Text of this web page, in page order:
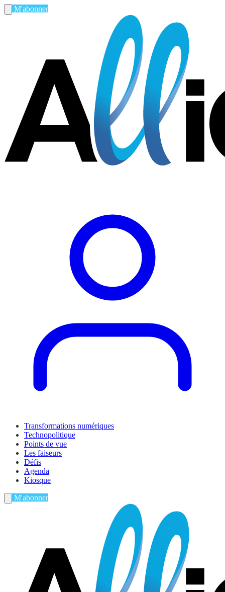
M'abonner
Transformations numériques
Technopolitique
Points de vue
Les faiseurs
Défis
Agenda
Kiosque
M'abonner